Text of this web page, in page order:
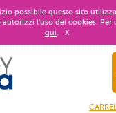
possibile questo sito
l’uso dei cookies.
qui. X